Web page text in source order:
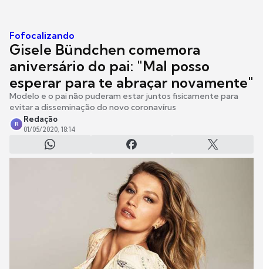
Fofocalizando
Gisele Bündchen comemora
aniversário do pai: "Mal posso
esperar para te abraçar novamente"
Modelo e o pai não puderam estar juntos fisicamente para
evitar a disseminação do novo coronavírus
R
Redação
01/05/2020, 18:14